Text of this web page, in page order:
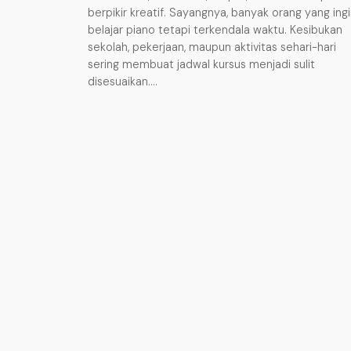
berpikir kreatif. Sayangnya, banyak orang yang
belajar piano tetapi terkendala waktu. Kesibukan
sekolah, pekerjaan, maupun aktivitas sehari-hari
sering membuat jadwal kursus menjadi sulit
disesuaikan.…